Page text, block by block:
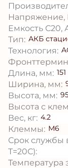
Напряжение,
Емкость С20,
Тип: АКБ
Технология:
Длина, мм: 151
Ширина, мм:
Высота, мм:
Высота с
Вес, кг: 4.2
Клеммы: М6
Срок службы
T=20С):
Температура